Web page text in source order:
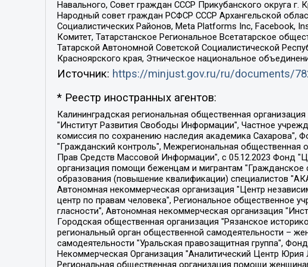
Навального, Совет граждан СССР Прикубанского округа
Народный совет граждан РСФСР СССР Архангельской
Социалистических Районов, Meta Platforms Inc, Facebook,
Комитет, Татарстанское Региональное Всетатарское
Татарской Автономной Советской Социалистической
Красноярского края, Этническое национальное
Источник: https://minjust.gov.ru/ru/documents/
* Реестр иностранных агентов:
Калининградская региональная общественная организация "Экозащита!-Женсовет", Фонд содействия защите прав и свобод граждан "Общественный вердикт", Фонд "Институт Развития Свободы Информации", Частное учреждение "Информационное агентство МЕМО. РУ", Региональная общественная организация "Общественная комиссия по сохранению наследия академика Сахарова", Фонд поддержки свободы прессы, Санкт-Петербургская общественная правозащитная организация "Гражданский контроль", Межрегиональная общественная организация "Информационно-просветительский центр "Мемориал", Региональный Фонд "Центр Защиты Прав Средств Массовой Информации", с 05.12.2023 Фонд "Центр Защиты Прав Средств массовой информации", Региональная общественная благотворительная организация помощи беженцам и мигрантам "Гражданское содействие", Негосударственное образовательное учреждение дополнительного профессионального образования (повышение квалификации) специалистов "АКАДЕМИЯ ПО ПРАВАМ ЧЕЛОВЕКА", Свердловская региональная общественная организация "Сутяжник", Автономная некоммерческая организация "Центр независимых социологических исследований", Союз общественных объединений "Российский исследовательский центр по правам человека", Региональное общественное учреждение научно-информационный центр "МЕМОРИАЛ", Некоммерческая организация "Фонд защиты гласности", Автономная некоммерческая организация "Институт прав человека", Городская общественная организация "Екатеринбургское общество "МЕМОРИАЛ", Городская общественная организация "Рязанское историко-просветительское и правозащитное общество "Мемориал" (Рязанский Мемориал), Челябинский региональный орган общественной самодеятельности – женское общественное объединение "Женщины Евразии", Челябинский региональный орган общественной самодеятельности "Уральская правозащитная группа", Фонд содействия защите здоровья и социальной справедливости имени Андрея Рылькова, Автономная Некоммерческая Организация "Аналитический Центр Юрия Левады", Автономная некоммерческая организация социальной поддержки населения "Проект Апрель", Региональная общественная организация помощи женщинам и детям, находящимся в кризисной ситуации "Информационно-методический центр "Анна", Фонд содействия развитию массовых коммуникаций и правовому просвещению "Так-так-Так", Фонд содействия устойчивому развитию "Серебряная тайга", Свердловский региональный общественный фонд социальных проектов "Новое время", "Idel.Реалии", Кавказ.Реалии, Крым.Реалии, Телеканал Настоящее Время, Татаро-башкирская служба Радио Свобода (Azatliq Radiosi), Радио Свободная Европа/Радио Свобода (PCE/PC), "Сибирь.Реалии", "Фактограф", Благотворительный фонд помощи осужденным и их семьям, Автономная некоммерческая организация "Институт глобализации и социальных движений", Фонд "В защиту прав заключенных", Частное учреждение "Центр поддержки и содействия развитию средств массовой информации", Пензенский региональный общественный благотворительный фонд "Гражданский союз", "Север.Реалии", Некоммерческая организация Фонд "Правовая инициатива", Общество с ограниченной ответственностью "Радио Свободная Европа/Радио Свобода", Чешское информационное агентство "MEDIUM-ORIENT", Красноярская региональная общественная организация "Мы против СПИДа", Камалягин Денис Николаевич, Маркелов Сергей Евгеньевич, Пономарев Лев Александрович, Савицкая Людмила Алексеевна, Автономная некоммерческая организация "Центр по работе с проблемой насилия "НАСИЛИЮ.НЕТ", Межрегиональный профессиональный союз работников